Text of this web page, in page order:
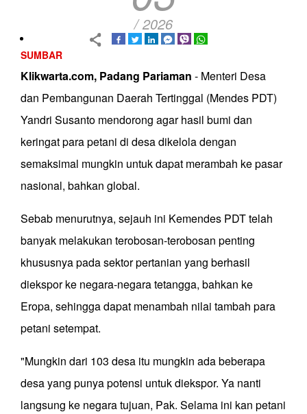
/ 2026
SUMBAR
Klikwarta.com, Padang Pariaman - Menteri Desa
dan Pembangunan Daerah Tertinggal (Mendes PDT)
Yandri Susanto mendorong agar hasil bumi dan
keringat para petani di desa dikelola dengan
semaksimal mungkin untuk dapat merambah ke pasar
nasional, bahkan global.
Sebab menurutnya, sejauh ini Kemendes PDT telah
banyak melakukan terobosan-terobosan penting
khususnya pada sektor pertanian yang berhasil
diekspor ke negara-negara tetangga, bahkan ke
Eropa, sehingga dapat menambah nilai tambah para
petani setempat.
"Mungkin dari 103 desa itu mungkin ada beberapa
desa yang punya potensi untuk diekspor. Ya nanti
langsung ke negara tujuan, Pak. Selama ini kan petani